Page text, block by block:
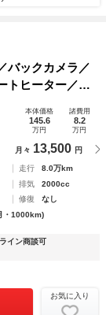
ックカメラ／
トヒーター／ブ
メモリ／ブラ
アランスソナー
本体価格
145.6
万円
諸費用
8.2
万円
月々 13,500 円
走行
8.0万km
排気
2000cc
修復
なし
・1000km)
イン商談可
お気に入り